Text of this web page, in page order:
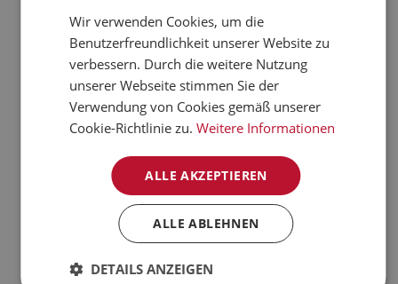
verarbeiten kann.
Jetzt mehr erfahren
Aktuelle News: FRENCH
DANISH
POLISH
Wir verwenden Cookies, um die
Benutzerfreundlichkeit unserer Website zu
verbessern. Durch die weitere Nutzung
unserer Webseite stimmen Sie der
Verwendung von Cookies gemäß unserer
Cookie-Richtlinie zu. Weitere Informationen
ALLE AKZEPTIEREN
ALLE ABLEHNEN
DETAILS ANZEIGEN